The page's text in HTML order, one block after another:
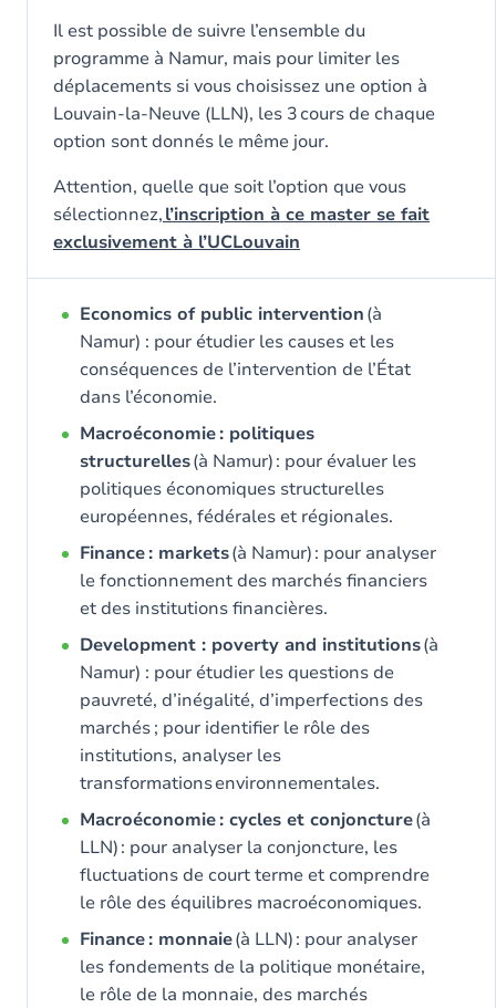
Il est possible de suivre l’ensemble du
programme à Namur, mais pour limiter les
déplacements si vous choisissez une option à
Louvain-la-Neuve (LLN), les 3 cours de chaque
option sont donnés le même jour.
Attention, quelle que soit l’option que vous
sélectionnez,l’inscription à ce master se fait
exclusivement à l’UCLouvain
Economics of public intervention(à
Namur) : pour étudier les causes et les
conséquences de l’intervention de l’État
dans l’économie.
Macroéconomie : politiques
structurelles(à Namur) : pour évaluer les
politiques économiques structurelles
européennes, fédérales et régionales.
Finance : markets(à Namur) : pour analyser
le fonctionnement des marchés financiers
et des institutions financières.
Development : poverty and institutions(à
Namur) : pour étudier les questions de
pauvreté, d’inégalité, d’imperfections des
marchés ; pour identifier le rôle des
institutions, analyser les
transformations environnementales.
Macroéconomie : cycles et conjoncture(à
LLN) : pour analyser la conjoncture, les
fluctuations de court terme et comprendre
le rôle des équilibres macroéconomiques.
Finance : monnaie(à LLN) : pour analyser
les fondements de la politique monétaire,
le rôle de la monnaie, des marchés